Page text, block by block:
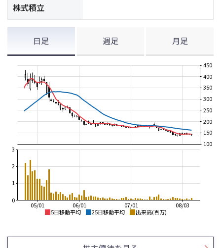
株式積立
日足 週足 月足
5日移動平均 25日移動平均 出来高(百万)
08/03
07/01
06/01
05/01
100
150
200
250
300
350
400
450
0
1
2
3
450